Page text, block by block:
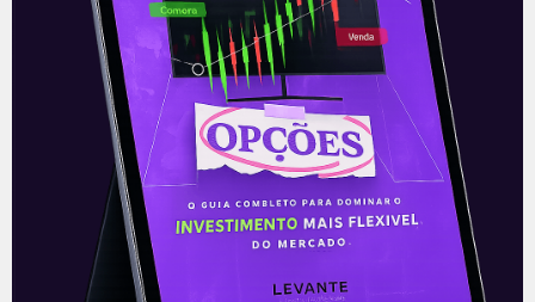
Ouvindo o que o Copom não
disse
A reunião do Comitê de Política Monetária
(Copom) encerrada na quarta-feira (5)
confirmou as expectativas quase